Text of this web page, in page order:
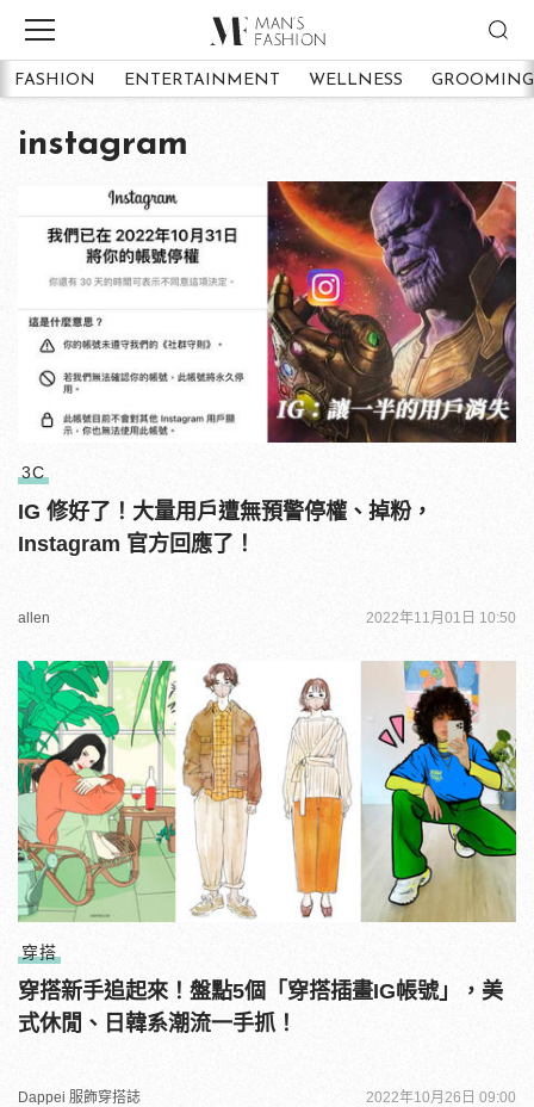
FASHION ENTERTAINMENT WELLNESS GROOMING
instagram
3C
IG 修好了！大量用戶遭無預警停權、掉粉，
Instagram 官方回應了！
allen 2022年11月01日 10:50
穿搭
穿搭新手追起來！盤點5個「穿搭插畫IG帳號」，美
式休閒、日韓系潮流一手抓！
Dappei 服飾穿搭誌 2022年10月26日 09:00